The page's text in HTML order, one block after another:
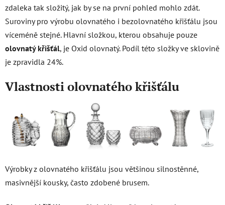
zdaleka tak složitý, jak by se na první pohled mohlo zdát.
Suroviny pro výrobu olovnatého i bezolovnatého křišťálu jsou
víceméně stejné. Hlavní složkou, kterou obsahuje pouze
olovnatý křišťál, je Oxid olovnatý. Podíl této složky ve sklovině
je zpravidla 24%.
Vlastnosti olovnatého křišťálu
Výrobky z olovnatého křišťálu jsou většinou silnostěnné,
masivnější kousky, často zdobené brusem.